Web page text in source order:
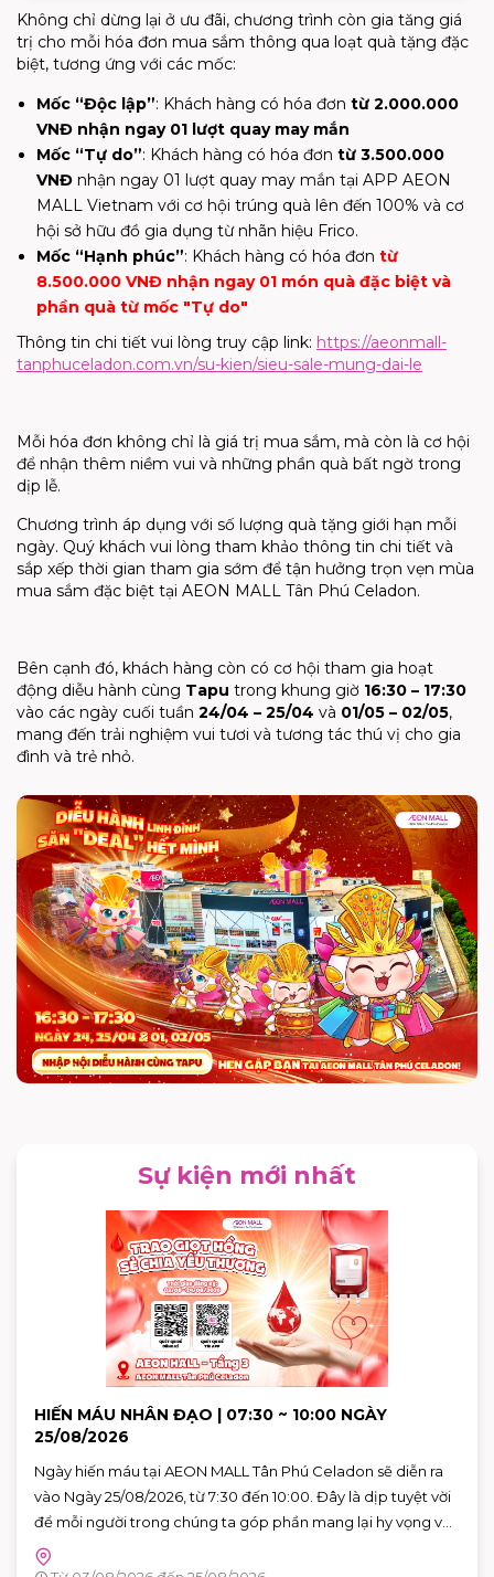
Không chỉ dừng lại ở ưu đãi, chương trình còn gia tăng giá
trị cho mỗi hóa đơn mua sắm thông qua loạt quà tặng đặc
biệt, tương ứng với các mốc:
Mốc “Độc lập”: Khách hàng có hóa đơn từ 2.000.000
VNĐ nhận ngay 01 lượt quay may mắn
Mốc “Tự do”: Khách hàng có hóa đơn từ 3.500.000
VNĐ nhận ngay 01 lượt quay may mắn tại APP AEON
MALL Vietnam với cơ hội trúng quà lên đến 100% và cơ
hội sở hữu đồ gia dụng từ nhãn hiệu Frico.
Mốc “Hạnh phúc”: Khách hàng có hóa đơn từ
8.500.000 VNĐ nhận ngay 01 món quà đặc biệt và
phần quà từ mốc "Tự do"
Thông tin chi tiết vui lòng truy cập link: https://aeonmall-
tanphuceladon.com.vn/su-kien/sieu-sale-mung-dai-le
Mỗi hóa đơn không chỉ là giá trị mua sắm, mà còn là cơ hội
để nhận thêm niềm vui và những phần quà bất ngờ trong
dịp lễ.
Chương trình áp dụng với số lượng quà tặng giới hạn mỗi
ngày. Quý khách vui lòng tham khảo thông tin chi tiết và
sắp xếp thời gian tham gia sớm để tận hưởng trọn vẹn mùa
mua sắm đặc biệt tại AEON MALL Tân Phú Celadon.
Bên cạnh đó, khách hàng còn có cơ hội tham gia hoạt
động diễu hành cùng Tapu trong khung giờ 16:30 – 17:30
vào các ngày cuối tuần 24/04 – 25/04 và 01/05 – 02/05,
mang đến trải nghiệm vui tươi và tương tác thú vị cho gia
đình và trẻ nhỏ.
Sự kiện mới nhất
HIẾN MÁU NHÂN ĐẠO | 07:30 ~ 10:00 NGÀY
25/08/2026
Ngày hiến máu tại AEON MALL Tân Phú Celadon sẽ diễn ra
vào Ngày 25/08/2026, từ 7:30 đến 10:00. Đây là dịp tuyệt vời
để mỗi người trong chúng ta góp phần mang lại hy vọng và
cứu sống những người bệnh đang cần máu trong cuộc
sống. Hãy đến tham gia và cùng lan tỏa thông điệp yêu